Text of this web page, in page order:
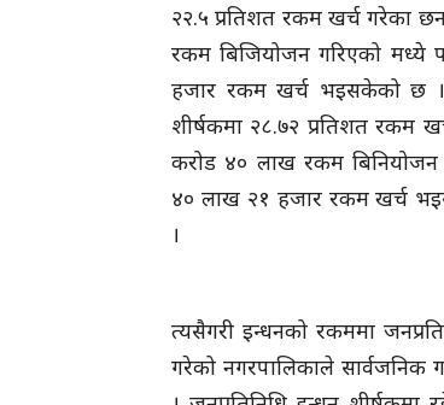
२२.५ प्रतिशत रकम खर्च गरेका
रकम बिजियोजन गरिएको मध्ये
हजार रकम खर्च भइसकेको छ ।
शीर्षकमा २८.७२ प्रतिशत रकम
करोड ४० लाख रकम
४० लाख २१ हजार रकम खर्च
।
त्यसैगरी इन्धनको रकममा
गरेको नगरपालिकाले